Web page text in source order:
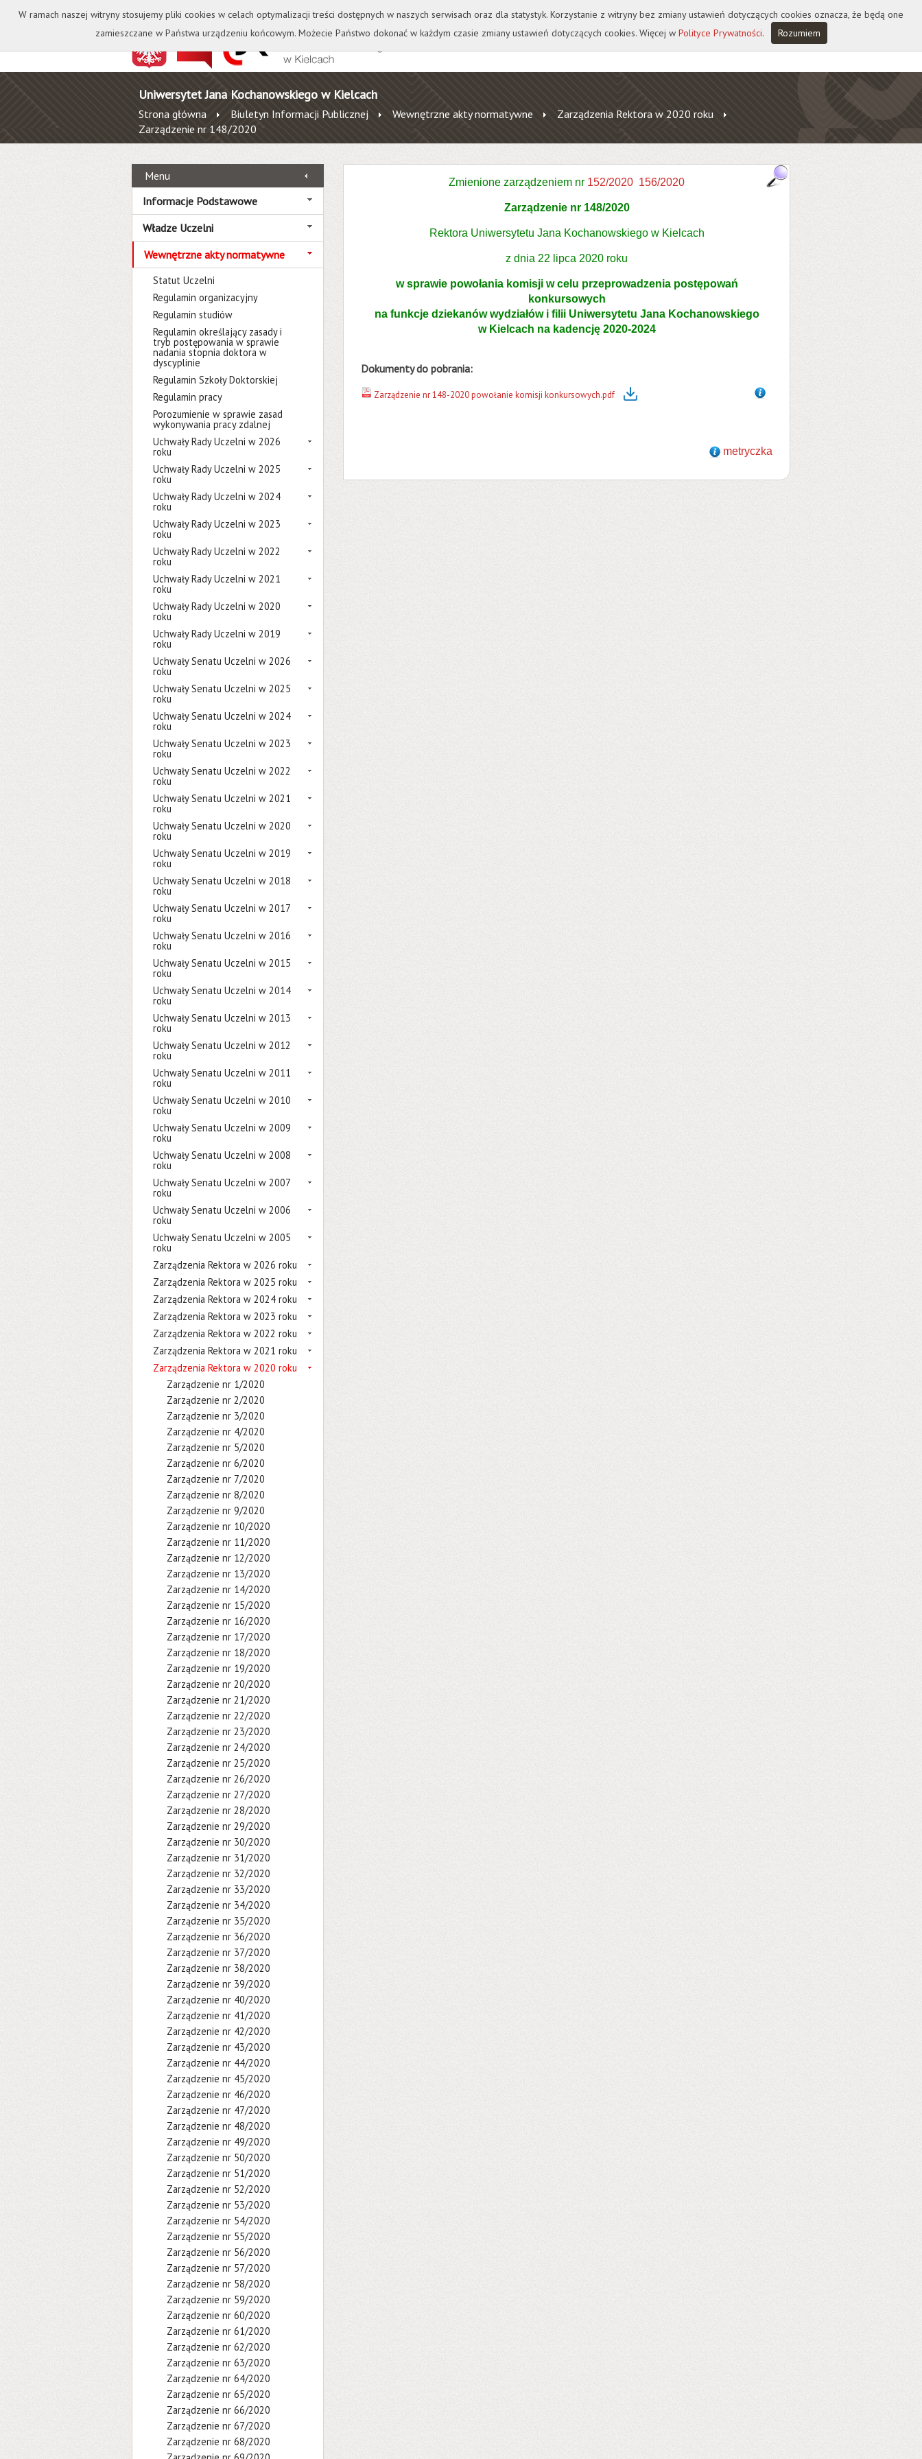
Kontakt Biblioteka Wydawnictwo Wirtualna Uczelnia A A A A
Uniwersytet Jana Kochanowskiego w Kielcach
Strona główna Biuletyn Informacji Publicznej Wewnętrzne akty normatywne
Zarządzenia Rektora w 2020 roku
Zarządzenie nr 148/2020
Menu
Informacje Podstawowe
Władze Uczelni
Wewnętrzne akty normatywne
Statut Uczelni
Regulamin organizacyjny
Regulamin studiów
Regulamin określający zasady i
tryb postępowania w sprawie
nadania stopnia doktora w
dyscyplinie
Regulamin Szkoły Doktorskiej
Regulamin pracy
Porozumienie w sprawie zasad
wykonywania pracy zdalnej
Uchwały Rady Uczelni w 2026
roku
Uchwały Rady Uczelni w 2025
roku
Uchwały Rady Uczelni w 2024
roku
Uchwały Rady Uczelni w 2023
roku
Uchwały Rady Uczelni w 2022
roku
Uchwały Rady Uczelni w 2021
roku
Uchwały Rady Uczelni w 2020
roku
Uchwały Rady Uczelni w 2019
roku
Uchwały Senatu Uczelni w 2026
roku
Uchwały Senatu Uczelni w 2025
roku
Uchwały Senatu Uczelni w 2024
roku
Uchwały Senatu Uczelni w 2023
roku
Uchwały Senatu Uczelni w 2022
roku
Uchwały Senatu Uczelni w 2021
roku
Uchwały Senatu Uczelni w 2020
roku
Uchwały Senatu Uczelni w 2019
roku
Uchwały Senatu Uczelni w 2018
roku
Uchwały Senatu Uczelni w 2017
roku
Uchwały Senatu Uczelni w 2016
roku
Uchwały Senatu Uczelni w 2015
roku
Uchwały Senatu Uczelni w 2014
roku
Uchwały Senatu Uczelni w 2013
roku
Uchwały Senatu Uczelni w 2012
roku
Uchwały Senatu Uczelni w 2011
roku
Uchwały Senatu Uczelni w 2010
roku
Uchwały Senatu Uczelni w 2009
roku
Uchwały Senatu Uczelni w 2008
roku
Uchwały Senatu Uczelni w 2007
roku
Uchwały Senatu Uczelni w 2006
roku
Uchwały Senatu Uczelni w 2005
roku
Zarządzenia Rektora w 2026 roku
Zarządzenia Rektora w 2025 roku
Zarządzenia Rektora w 2024 roku
Zarządzenia Rektora w 2023 roku
Zarządzenia Rektora w 2022 roku
Zarządzenia Rektora w 2021 roku
Zarządzenia Rektora w 2020 roku
Zarządzenie nr 1/2020
Zarządzenie nr 2/2020
Zarządzenie nr 3/2020
Zarządzenie nr 4/2020
Zarządzenie nr 5/2020
Zarządzenie nr 6/2020
Zarządzenie nr 7/2020
Zarządzenie nr 8/2020
Zarządzenie nr 9/2020
Zarządzenie nr 10/2020
Zarządzenie nr 11/2020
Zarządzenie nr 12/2020
Zarządzenie nr 13/2020
Zarządzenie nr 14/2020
Zarządzenie nr 15/2020
Zarządzenie nr 16/2020
Zarządzenie nr 17/2020
Zarządzenie nr 18/2020
Zarządzenie nr 19/2020
Zarządzenie nr 20/2020
Zarządzenie nr 21/2020
Zarządzenie nr 22/2020
Zarządzenie nr 23/2020
Zarządzenie nr 24/2020
Zarządzenie nr 25/2020
Zarządzenie nr 26/2020
Zarządzenie nr 27/2020
Zarządzenie nr 28/2020
Zarządzenie nr 29/2020
Zarządzenie nr 30/2020
Zarządzenie nr 31/2020
Zarządzenie nr 32/2020
Zarządzenie nr 33/2020
Zarządzenie nr 34/2020
Zarządzenie nr 35/2020
Zarządzenie nr 36/2020
Zarządzenie nr 37/2020
Zarządzenie nr 38/2020
Zarządzenie nr 39/2020
Zarządzenie nr 40/2020
Zarządzenie nr 41/2020
Zarządzenie nr 42/2020
Zarządzenie nr 43/2020
Zarządzenie nr 44/2020
Zarządzenie nr 45/2020
Zarządzenie nr 46/2020
Zarządzenie nr 47/2020
Zarządzenie nr 48/2020
Zarządzenie nr 49/2020
Zarządzenie nr 50/2020
Zarządzenie nr 51/2020
Zarządzenie nr 52/2020
Zarządzenie nr 53/2020
Zarządzenie nr 54/2020
Zarządzenie nr 55/2020
Zarządzenie nr 56/2020
Zarządzenie nr 57/2020
Zarządzenie nr 58/2020
Zarządzenie nr 59/2020
Zarządzenie nr 60/2020
Zarządzenie nr 61/2020
Zarządzenie nr 62/2020
Zarządzenie nr 63/2020
Zarządzenie nr 64/2020
Zarządzenie nr 65/2020
Zarządzenie nr 66/2020
Zarządzenie nr 67/2020
Zarządzenie nr 68/2020
Zmienione zarządzeniem nr 152/2020 156/2020
Zarządzenie nr148/2020
Rektora Uniwersytetu Jana Kochanowskiego w Kielcach
z dnia 22 lipca 2020 roku
w sprawie powołania komisji w celu przeprowadzenia postępowań
konkursowych
na funkcje dziekanów wydziałów i filii Uniwersytetu Jana Kochanowskiego
w Kielcach na kadencję 2020-2024
Dokumenty do pobrania:
Zarządzenie nr 148-2020 powołanie komisji konkursowych.pdf
metryczka
W ramach naszej witryny stosujemy pliki cookies w celach optymalizacji treści dostępnych w naszych serwisach oraz dla statystyk. Korzystanie z witryny bez zmiany ustawień dotyczących cookies oznacza, że będą one
zamieszczane w Państwa urządzeniu końcowym. Możecie Państwo dokonać w każdym czasie zmiany ustawień dotyczących cookies. Więcej w Polityce Prywatności. Rozumiem